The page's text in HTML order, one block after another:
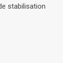
stabilisation